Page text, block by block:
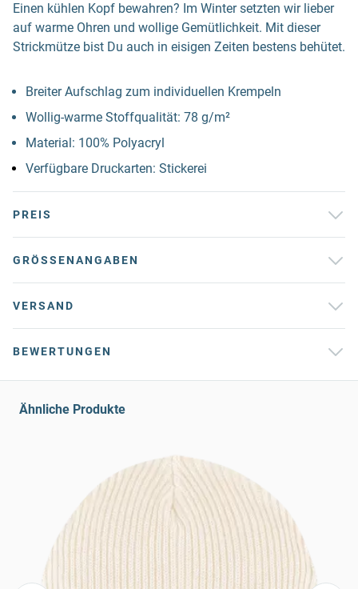
Einen kühlen Kopf bewahren? Im Winter setzten wir lieber
auf warme Ohren und wollige Gemütlichkeit. Mit dieser
Strickmütze bist Du auch in eisigen Zeiten bestens behütet.
Breiter Aufschlag zum individuellen Krempeln
Wollig-warme Stoffqualität: 78 g/m²
Material: 100% Polyacryl
Verfügbare Druckarten: Stickerei
PREIS
GRÖSSENANGABEN
VERSAND
BEWERTUNGEN
Ähnliche Produkte